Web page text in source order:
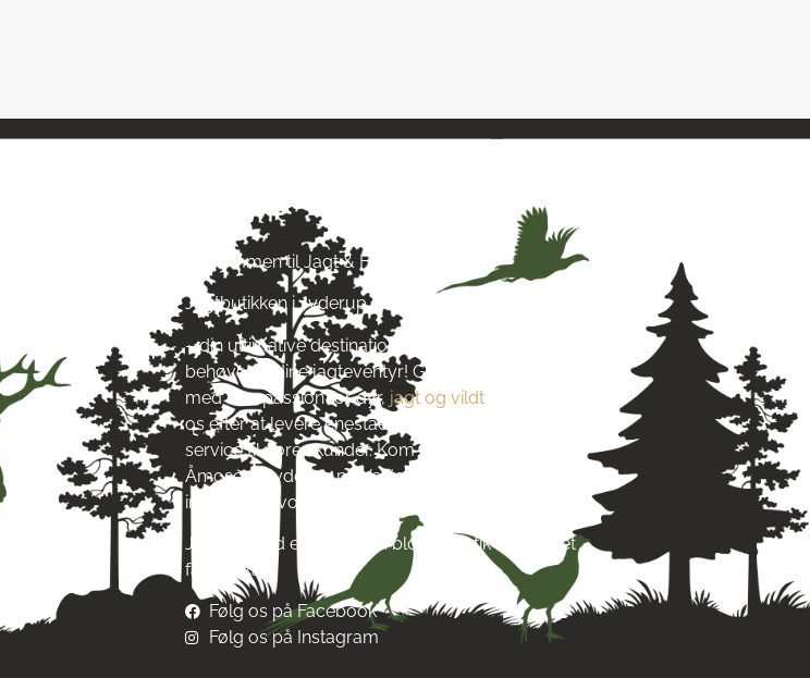
Om Jagt & Hund
Velkommen til Jagt & Hund
Jagtbutikken i Jyderup
– din ultimative destination for alt, hvad du
behøver til dine jagteventyr! Grundlagt i 2016
med stor passion for dyr, jagt og vildt. Vi stræber
os efter at levere enestående produkter og
service til vores kunder. Kom og besøg os tæt på
Åmosen i Jyderup på Vestsjælland og lad dig
inspirere af vores passion.
Jagt & Hund er mere end blot en butik – det er et
fællesskab!
Følg os på Facebook
Følg os på Instagram